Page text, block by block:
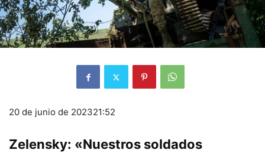
20 de junio de 202321:52
Zelensky: «Nuestros soldados